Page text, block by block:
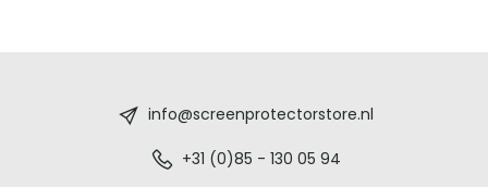
info@screenprotectorstore.nl
+31 (0)85 - 130 05 94